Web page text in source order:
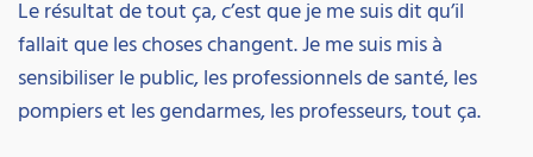
Le résultat de tout ça, c’est que je me suis dit qu’il
fallait que les choses changent. Je me suis mis à
sensibiliser le public, les professionnels de santé, les
pompiers et les gendarmes, les professeurs, tout ça.